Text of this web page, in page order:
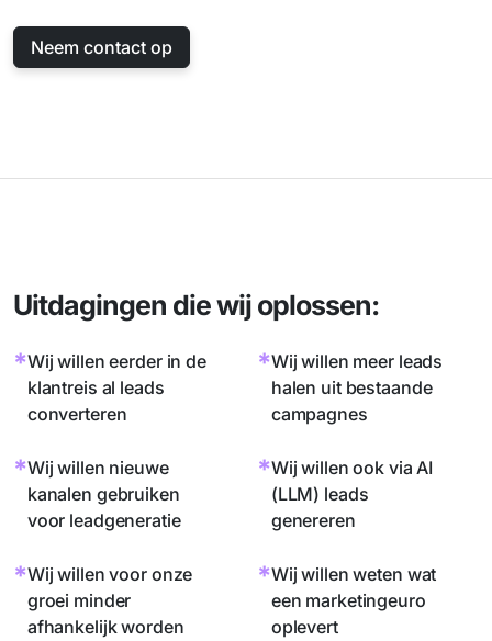
Neem contact op
Uitdagingen die wij oplossen:
*Wij willen eerder in de
klantreis al leads
converteren
*Wij willen meer leads
halen uit bestaande
campagnes
*Wij willen nieuwe
kanalen gebruiken
voor leadgeneratie
*Wij willen ook via AI
(LLM) leads
genereren
*Wij willen voor onze
groei minder
afhankelijk worden
*Wij willen weten wat
een marketingeuro
oplevert